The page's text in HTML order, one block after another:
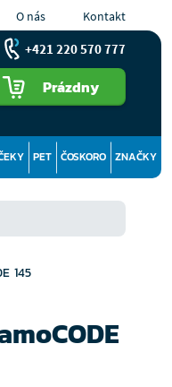
O nás Kontakt
Prázdny
PET ČOSKORO ZNAČKY
+421 220 570 777
145